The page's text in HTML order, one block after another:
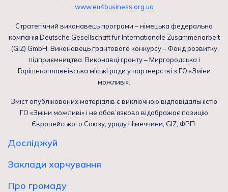
www.eu4business.org.ua
Стратегічний виконавець програми – німецька федеральна
компанія Deutsche Gesellschaft für Internationale Zusammenarbeit
(GIZ) GmbH. Виконавець грантового конкурсу – Фонд розвитку
підприємництва. Виконавці гранту – Миргородська і
Горішньоплавнівська міські ради у партнерстві з ГО «Зміни
можливі».
Зміст опублікованих матеріалів є виключною відповідальністю
ГО «Зміни можливі» і не обов’язково відображає позицію
Європейського Союзу, уряду Німеччини, GIZ, ФРП.
Досліджуй
Заклади харчування
Про громаду